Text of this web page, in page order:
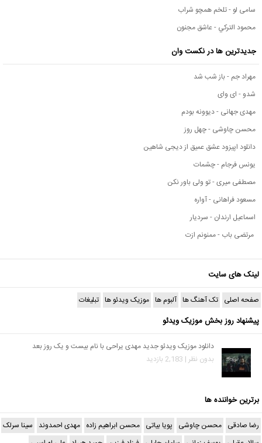
سامی لو - تلخم همچو شراب
محمود التركي - عاشق مجنون
جدیدترین ها در نکست وان
مهراد جم - باز شب شد
شدو - ای وای
مهدی جهانی - دیوونه بودم
محسن چاوشی - چهل روز
دانلود اپیزود عشق عمیق از دیجی شاهین
یونس فرجام - چشمات
مصطفی میری - تو ولی باور نکن
مسعود فراهانی - آواره
اسماعیل ارندان - سردیار
مرتضی باب - ممنونم ازت
لینک های سایت
صفحه اصلی تک آهنگ ها آلبوم ها موزیک ویدئو ها تبلیغات
پیشنهاد روز بخش موزیک ویدئو
دانلود موزیک ویدئو جدید مهدی یراحی با نام بیست و یک روز بعد
بدون نظر | 2,183 بازدید
برترین خواننده ها
رضا صادقی محسن چاوشی پویا بیاتی محسن ابراهیم زاده مهدی احمدوند سینا سرلک